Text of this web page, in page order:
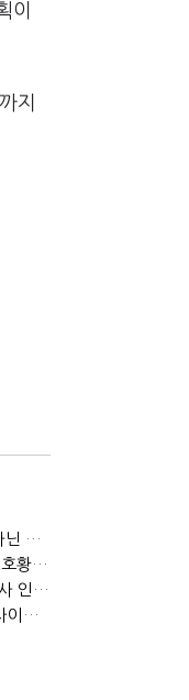
이
지
[IB토마토]JB금융 RORWA 2% 돌파…실적 견인은 은행 아닌 캐피탈
[IB토마토]KB금융, 비용 늘었는데 실적 효율은 개선…증권 호황 효과
[IB토마토]수협은행, 비이자이익 확대 늦어진다…공모운용사 인가 연말로
[IB토마토]지방은행 집단대출 성장 '제동'…입주절벽에 반사이익도 희박